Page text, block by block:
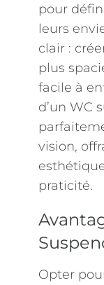
pour
leurs
clair :
plus
facile à
d’un WC
vision,
praticité.
Opter